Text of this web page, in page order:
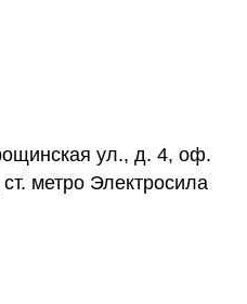
ул., д. 4, оф.
метро Электросила